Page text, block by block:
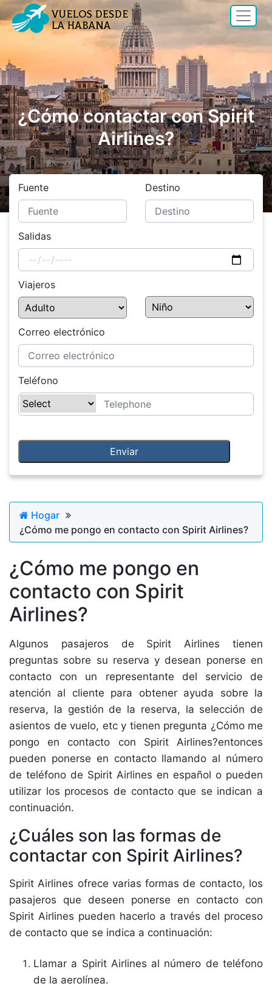
¿Cómo contactar con Spirit
Airlines?
Fuente Destino
Salidas
Viajeros
Correo electrónico
Teléfono
Hogar
¿Cómo me pongo en contacto con Spirit Airlines?
¿Cómo me pongo en
contacto con Spirit
Airlines?
Algunos pasajeros de Spirit Airlines tienen
preguntas sobre su reserva y desean ponerse en
contacto con un representante del servicio de
atención al cliente para obtener ayuda sobre la
reserva, la gestión de la reserva, la selección de
asientos de vuelo, etc y tienen pregunta ¿Cómo me
pongo en contacto con Spirit Airlines?entonces
pueden ponerse en contacto llamando al número
de teléfono de Spirit Airlines en español o pueden
utilizar los procesos de contacto que se indican a
continuación.
¿Cuáles son las formas de
contactar con Spirit Airlines?
Spirit Airlines ofrece varias formas de contacto, los
pasajeros que deseen ponerse en contacto con
Spirit Airlines pueden hacerlo a través del proceso
de contacto que se indica a continuación:
Llamar a Spirit Airlines al número de teléfono
de la aerolínea.